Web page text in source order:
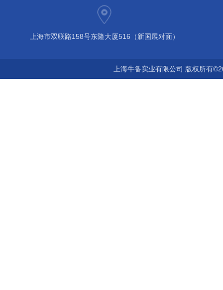
上海市双联路158号东隆大厦516（新国展对面）
上海牛备实业有限公司 版权所有